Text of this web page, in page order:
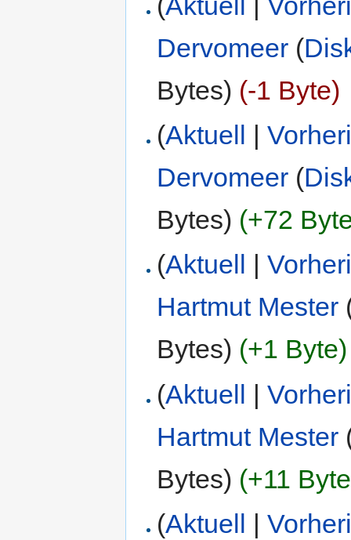
Dervomeer (
Bytes) (-1 Byte)
(Aktuell |
Dervomeer (
Bytes) (+72
(Aktuell |
Hartmut Mester
Bytes) (+1 Byte)
(Aktuell |
Hartmut Mester
Bytes) (+11
(Aktuell |